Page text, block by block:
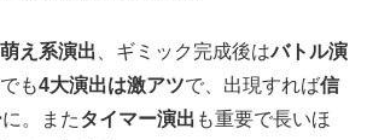
萌え系演出 、ギミック完成後はバトル演
も4大演出は激アツで、出現すれば信
に。またタイマー演出 も重要で長いほ